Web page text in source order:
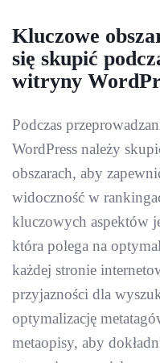
Kluczowe
się skupić
witryny
Podczas
WordPress należy
obszarach, aby
widoczność w
kluczowych aspektów
która polega na
każdej stronie
przyjazności dla
optymalizację
metaopisy, aby